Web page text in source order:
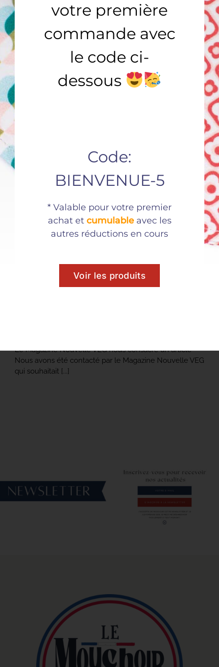
consacre un article Le Mouchoir Français redonne des
Le Magazine Nouvelle VEG nous consacre un article
Nous avons été contacté par le Magazine Nouvelle VEG
qui souhaitait [...]
votre première
commande avec
le code ci-
dessous
Code:
BIENVENUE-5
* Valable pour votre premier
achat et cumulableavec les
autres réductions en cours
Voir les produits